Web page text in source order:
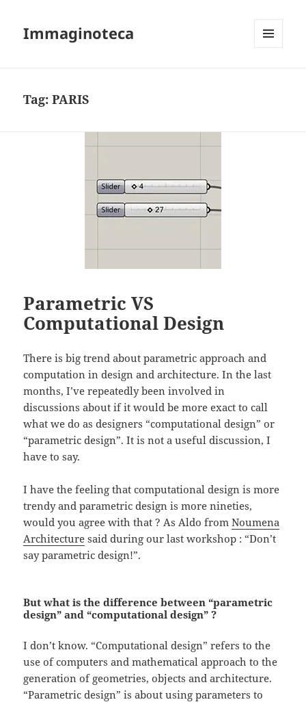
Immaginoteca
Tag:PARIS
Parametric VS
Computational Design
There is big trend about parametric approach and
computation in design and architecture. In the last
months, I’ve repeatedly been involved in
discussions about if it would be more exact to call
what we do as designers “computational design” or
“parametric design”. It is not a useful discussion, I
have to say.
I have the feeling that computational design is more
trendy and parametric design is more nineties,
would you agree with that ? As Aldo fromNoumena
Architecture said during our last workshop : “Don’t
say parametric design!”.
But what is the difference between “parametric
design” and “computational design” ?
I don’t know. “Computational design” refers to the
use of computers and mathematical approach to the
generation of geometries, objects and architecture.
“Parametric design” is about using parameters to